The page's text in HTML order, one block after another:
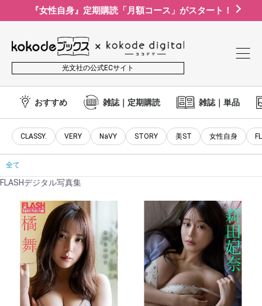
『女性自身』定期購読「月額コース」がスタート！
光文社の公式ECサイト
おすすめ 雑誌｜定期購読 雑誌｜単品
CLASSY. VERY NaVY STORY 美ST 女性自身
全て
FLASHデジタル写真集